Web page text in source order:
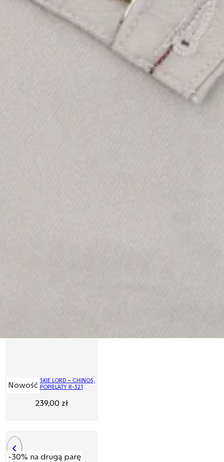
Nowość
SPODNIE MĘSKIE LORD – CHINOS,
KOLOR POPIELATY R-321
239,00 zł
-30% na drugą parę